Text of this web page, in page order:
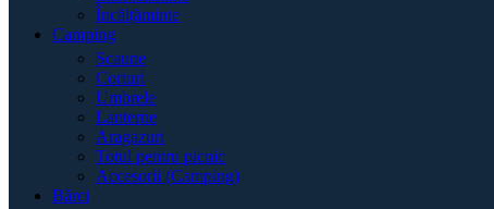
Încălțăminte
Camping
Scaune
Corturi
Umbrele
Lanterne
Aragazuri
Totul pentru picnic
Accesorii (Camping)
Bărci